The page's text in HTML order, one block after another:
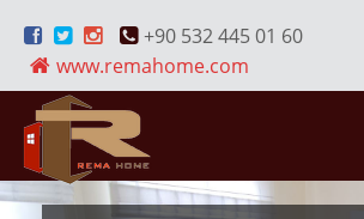
+90 532 445 01 60
www.remahome.com